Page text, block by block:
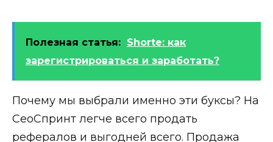
Полезная статья: Shorte: как
зарегистрироваться и заработать?
Почему мы выбрали именно эти буксы? На
СеоСпринт легче всего продать
рефералов и выгодней всего. Продажа